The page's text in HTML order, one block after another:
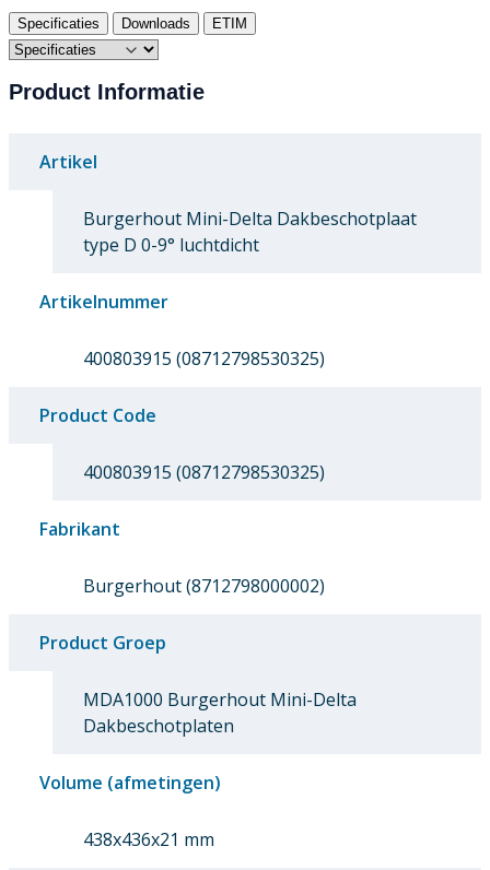
Specificaties Downloads ETIM
Product Informatie
Artikel
Burgerhout Mini-Delta Dakbeschotplaat
type D 0-9° luchtdicht
Artikelnummer
400803915 (08712798530325)
Product Code
400803915 (08712798530325)
Fabrikant
Burgerhout (8712798000002)
Product Groep
MDA1000 Burgerhout Mini-Delta
Dakbeschotplaten
Volume (afmetingen)
438x436x21 mm